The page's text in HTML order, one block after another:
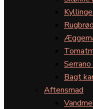
Bagt
Aftensmad